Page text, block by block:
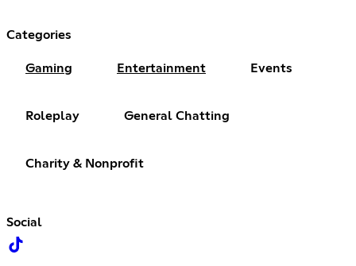
Categories
Gaming Entertainment Events
Roleplay General Chatting
Charity & Nonprofit
Social